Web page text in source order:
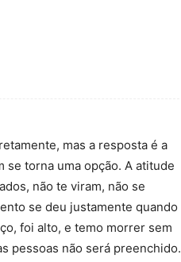
mas a resposta é a
se torna uma opção. A atitude
não te viram, não se
se deu justamente quando
foi alto, e temo morrer sem
pessoas não será preenchido.